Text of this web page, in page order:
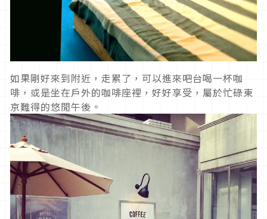
如果剛好來到附近，走累了，可以進來吧台喝一杯咖
啡，或是坐在戶外的咖啡座裡，好好享受，屬於忙碌東
京難得的悠閒午後。